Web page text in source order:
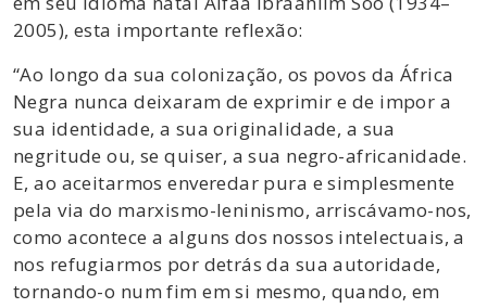
2005), esta importante reflexão:
“Ao longo da sua colonização, os povos da África
Negra nunca deixaram de exprimir e de impor a
sua identidade, a sua originalidade, a sua
negritude ou, se quiser, a sua negro-africanidade.
E, ao aceitarmos enveredar pura e simplesmente
pela via do marxismo-leninismo, arriscávamo-nos,
como acontece a alguns dos nossos intelectuais, a
nos refugiarmos por detrás da sua autoridade,
tornando-o num fim em si mesmo, quando, em